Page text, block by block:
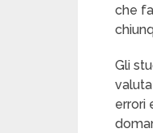
che
Gli
errori